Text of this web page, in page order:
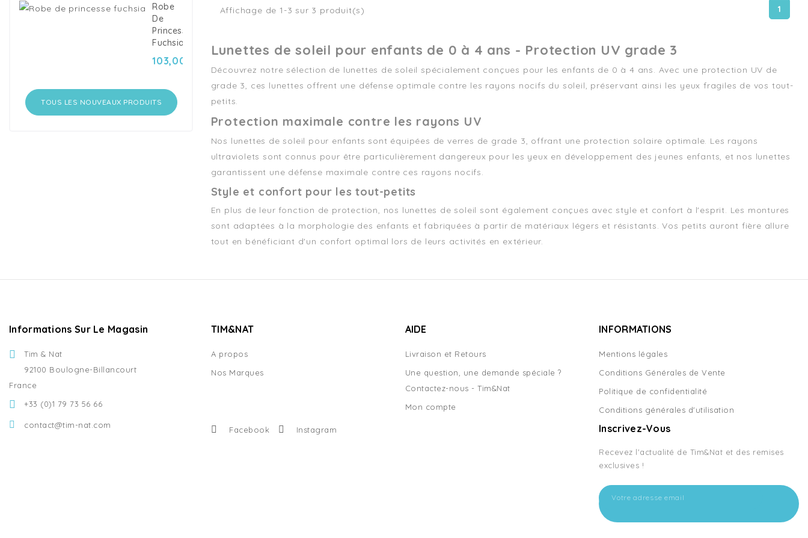
Robe
De
Princesse
Fuchsia
103,00 €
TOUS LES NOUVEAUX PRODUITS
Affichage de 1-3 sur 3 produit(s) 1
Lunettes de soleil pour enfants de 0 à 4 ans - Protection UV grade 3
Découvrez notre sélection de lunettes de soleil spécialement conçues pour les enfants de 0 à 4 ans. Avec une protection UV de
grade 3, ces lunettes offrent une défense optimale contre les rayons nocifs du soleil, préservant ainsi les yeux fragiles de vos tout-
petits.
Protection maximale contre les rayons UV
Nos lunettes de soleil pour enfants sont équipées de verres de grade 3, offrant une protection solaire optimale. Les rayons
ultraviolets sont connus pour être particulièrement dangereux pour les yeux en développement des jeunes enfants, et nos lunettes
garantissent une défense maximale contre ces rayons nocifs.
Style et confort pour les tout-petits
En plus de leur fonction de protection, nos lunettes de soleil sont également conçues avec style et confort à l'esprit. Les montures
sont adaptées à la morphologie des enfants et fabriquées à partir de matériaux légers et résistants. Vos petits auront fière allure
tout en bénéficiant d'un confort optimal lors de leurs activités en extérieur.
Informations Sur Le Magasin
Tim & Nat
92100 Boulogne-Billancourt
France
+33 (0)1 79 73 56 66
contact@tim-nat.com
TIM&NAT
A propos
Nos Marques
AIDE
Livraison et Retours
Une question, une demande spéciale ?
Contactez-nous - Tim&Nat
Mon compte
INFORMATIONS
Mentions légales
Conditions Générales de Vente
Politique de confidentialité
Conditions générales d'utilisation
Inscrivez-Vous
Recevez l'actualité de Tim&Nat et des remises
exclusives !
Facebook Instagram